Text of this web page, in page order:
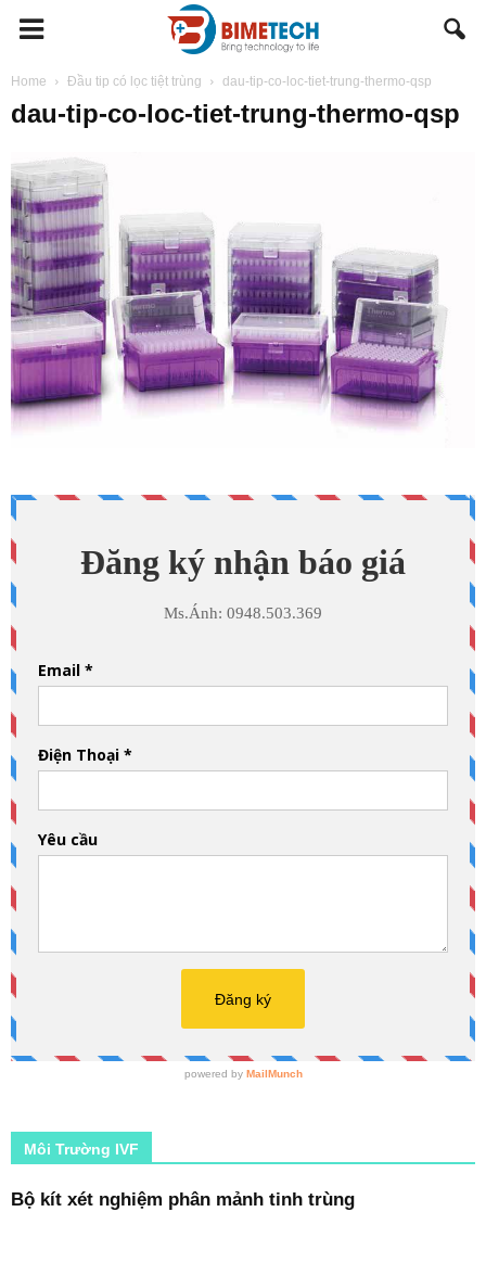
BIMETECH
Home Đầu tip có lọc tiệt trùng dau-tip-co-loc-tiet-trung-thermo-qsp
dau-tip-co-loc-tiet-trung-thermo-qsp
Môi Trường IVF
Bộ kít xét nghiệm phân mảnh tinh trùng